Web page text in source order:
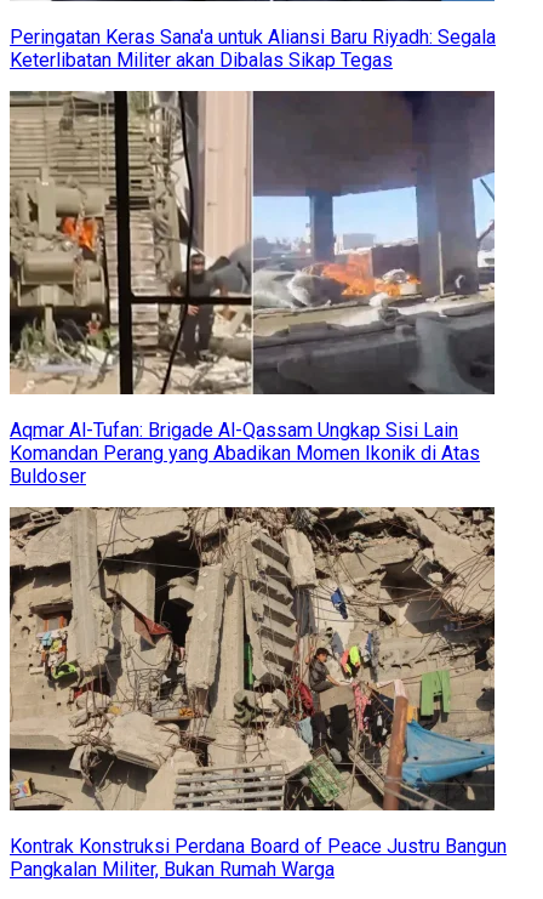
Peringatan Keras Sana'a untuk Aliansi Baru Riyadh: Segala
Keterlibatan Militer akan Dibalas Sikap Tegas
Aqmar Al-Tufan: Brigade Al-Qassam Ungkap Sisi Lain
Komandan Perang yang Abadikan Momen Ikonik di Atas
Buldoser
Kontrak Konstruksi Perdana Board of Peace Justru Bangun
Pangkalan Militer, Bukan Rumah Warga